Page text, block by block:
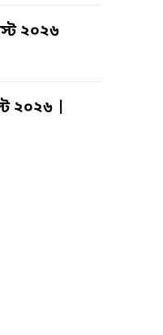
২০২৬
২০২৬ |